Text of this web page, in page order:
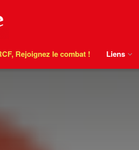
Rejoignez le combat ! Liens